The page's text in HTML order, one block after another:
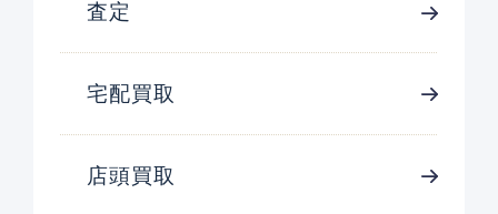
査定
宅配買取
店頭買取